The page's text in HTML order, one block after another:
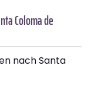
Coloma de
nach Santa